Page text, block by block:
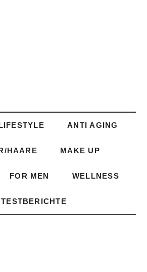
ANTI AGING
HAARE MAKE UP
FOR MEN WELLNESS
TESTBERICHTE